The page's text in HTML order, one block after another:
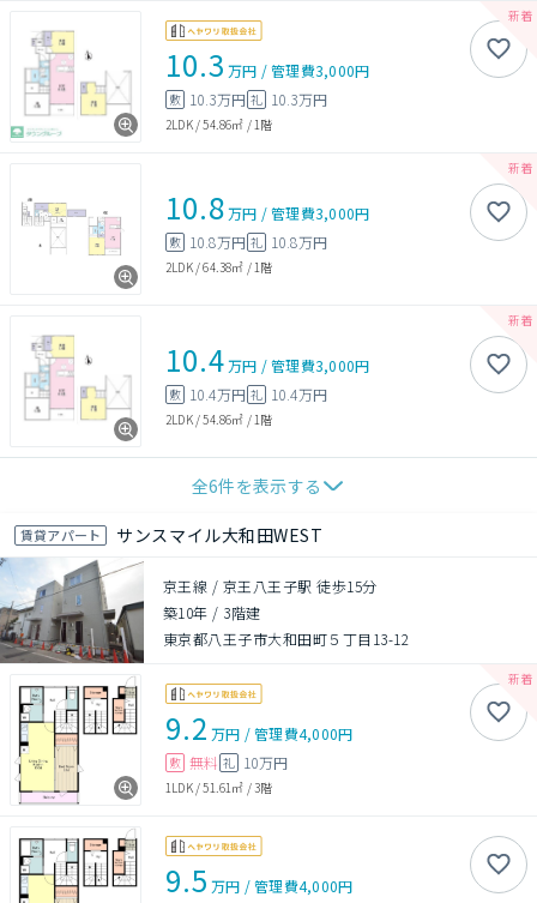
10.3 万円 /管理費3,000円
敷 10.3万円 礼 10.3万円
2LDK/54.86㎡ /1階
10.8万円 /管理費3,000円
敷 10.8万円 礼 10.8万円
2LDK/64.38㎡ / 1階
10.4万円 /管理費3,000円
敷 10.4万円 礼 10.4万円
2LDK/54.86㎡ / 1階
全6件を表示する
賃貸アパート サンスマイル大和田WEST
京王線 / 京王八王子駅 徒歩15分
築10年 / 3階建
東京都八王子市大和田町５丁目13-12
9.2 万円 /管理費4,000円
敷 無料 礼 10万円
1LDK/51.61㎡ /3階
9.5 万円 /管理費4,000円